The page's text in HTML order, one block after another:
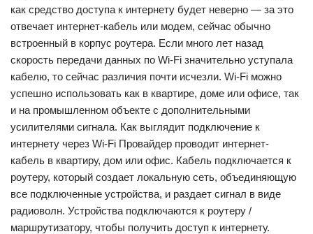
как средство доступа к интернету будет неверно — за это
отвечает интернет-кабель или модем, сейчас обычно
встроенный в корпус роутера. Если много лет назад
скорость передачи данных по Wi-Fi значительно уступала
кабелю, то сейчас различия почти исчезли. Wi-Fi можно
успешно использовать как в квартире, доме или офисе, так
и на промышленном объекте с дополнительными
усилителями сигнала. Как выглядит подключение к
интернету через Wi-Fi Провайдер проводит интернет-
кабель в квартиру, дом или офис. Кабель подключается к
роутеру, который создает локальную сеть, объединяющую
все подключенные устройства, и раздает сигнал в виде
радиоволн. Устройства подключаются к роутеру /
маршрутизатору, чтобы получить доступ к интернету.